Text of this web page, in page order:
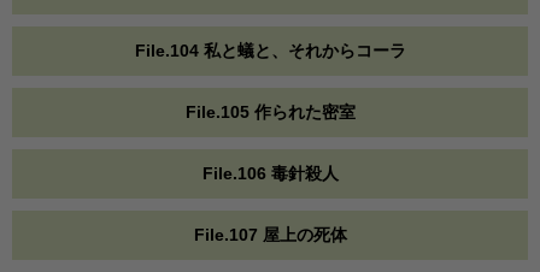
File.104 私と蟻と、それからコーラ
File.105 作られた密室
File.106 毒針殺人
File.107 屋上の死体